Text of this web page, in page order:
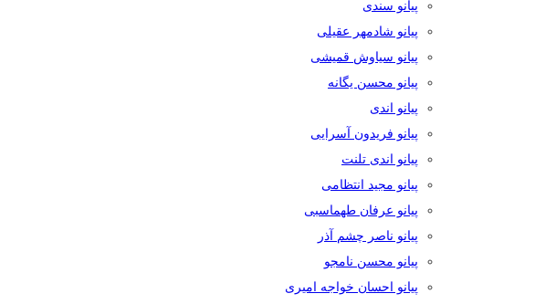
پیانو سندی
پیانو شادمهر عقیلی
پیانو سیاوش قمیشی
پیانو محسن یگانه
پیانو اندی
پیانو فریدون آسرایی
پیانو اندی تلنت
پیانو مجید انتظامی
پیانو عرفان طهماسبی
پیانو ناصر چشم آذر
پیانو محسن نامجو
پیانو احسان خواجه امیری